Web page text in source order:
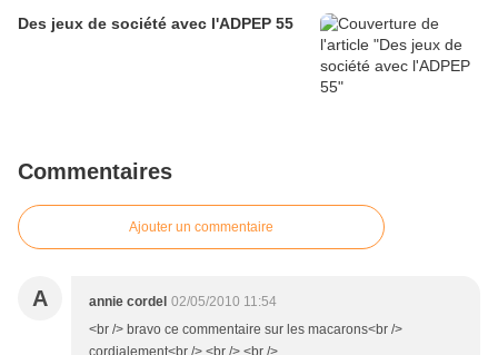
Des jeux de société avec l'ADPEP 55
Commentaires
Ajouter un commentaire
A annie cordel 02/05/2010 11:54
<br /> bravo ce commentaire sur les macarons<br />
cordialement<br /> <br /> <br />